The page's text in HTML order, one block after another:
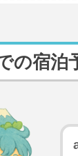
の宿泊